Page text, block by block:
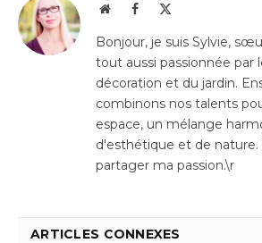
WebsiteFacebook
Bonjour, je suis Sylvie,
tout aussi passionnée par
décoration et du jardin.
combinons nos talents
espace, un mélange
d'esthétique et de nature.
partager ma passion.\r
ARTICLES CONNEXES